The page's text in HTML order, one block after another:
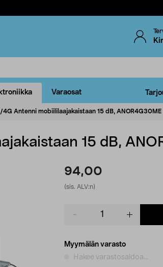
Varaosat
4G Antenni mobiililaajakaistaan 15 dB, ANOR4G30ME
15 dB,
94,00
(sis. ALV:n)
Myymälän varasto
Hakee varastosaldoa...